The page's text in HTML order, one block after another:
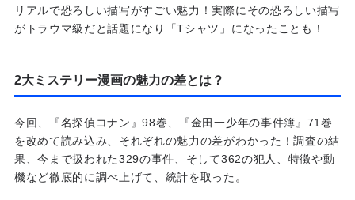
リアルで恐ろしい描写がすごい魅力！実際にその恐ろしい描写
がトラウマ級だと話題になり「Tシャツ」になったことも！
2大ミステリー漫画の魅力の差とは？
今回、『名探偵コナン』98巻、『金田一少年の事件簿』71巻
を改めて読み込み、それぞれの魅力の差がわかった！調査の結
果、今まで扱われた329の事件、そして362の犯人、特徴や動
機など徹底的に調べ上げて、統計を取った。